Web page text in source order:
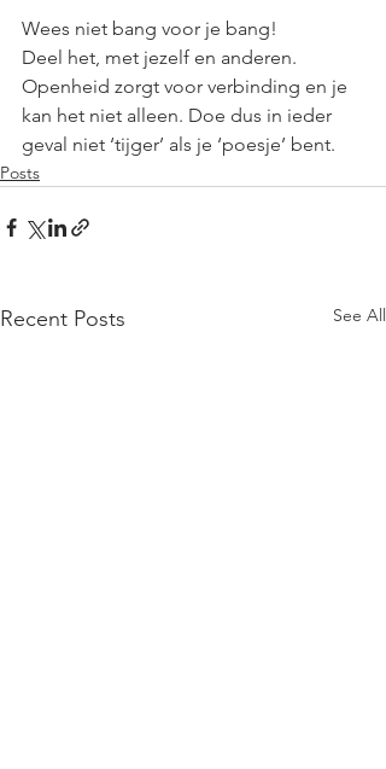
Wees niet bang voor je bang!
Deel het, met jezelf en anderen.
Openheid zorgt voor verbinding en je
kan het niet alleen. Doe dus in ieder
geval niet ‘tijger’ als je ‘poesje’ bent.
Posts
Recent Posts See All